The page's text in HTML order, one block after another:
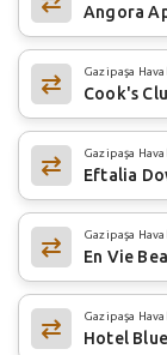
Angora
Gazipaşa
Cook's
Gazipaşa
Eftalia
Gazipaşa
En Vie
Gazipaşa
Hotel